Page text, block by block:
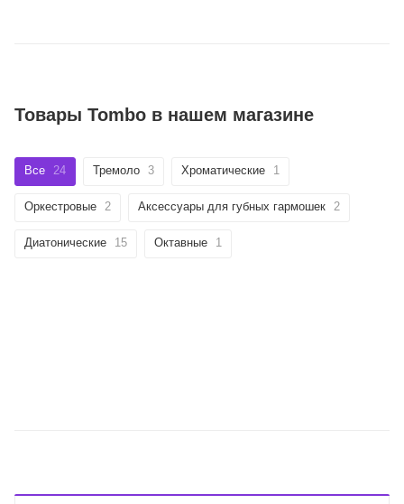
Товары Tombo в нашем магазине
Все 24 Тремоло 3 Хроматические 1
Оркестровые 2 Аксессуары для губных гармошек 2
Диатонические 15 Октавные 1